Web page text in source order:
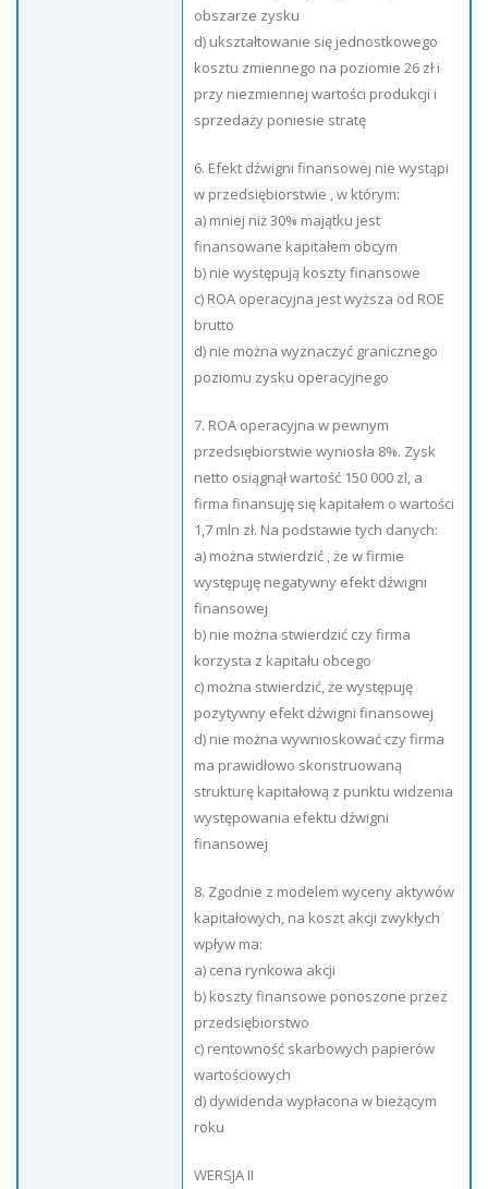
obszarze zysku
d) ukształtowanie się jednostkowego
kosztu zmiennego na poziomie 26 zł i
przy niezmiennej wartości produkcji i
sprzedaży poniesie stratę
6. Efekt dźwigni finansowej nie wystąpi
w przedsiębiorstwie , w którym:
a) mniej niż 30% majątku jest
finansowane kapitałem obcym
b) nie występują koszty finansowe
c) ROA operacyjna jest wyższa od ROE
brutto
d) nie można wyznaczyć granicznego
poziomu zysku operacyjnego
7. ROA operacyjna w pewnym
przedsiębiorstwie wyniosła 8%. Zysk
netto osiągnął wartość 150 000 zl, a
firma finansuję się kapitałem o wartości
1,7 mln zł. Na podstawie tych danych:
a) można stwierdzić , że w firmie
występuję negatywny efekt dźwigni
finansowej
b) nie można stwierdzić czy firma
korzysta z kapitału obcego
c) można stwierdzić, że występuję
pozytywny efekt dźwigni finansowej
d) nie można wywnioskować czy firma
ma prawidłowo skonstruowaną
strukturę kapitałową z punktu widzenia
występowania efektu dźwigni
finansowej
8. Zgodnie z modelem wyceny aktywów
kapitałowych, na koszt akcji zwykłych
wpływ ma:
a) cena rynkowa akcji
b) koszty finansowe ponoszone przez
przedsiębiorstwo
c) rentowność skarbowych papierów
wartościowych
d) dywidenda wypłacona w bieżącym
roku
WERSJA II